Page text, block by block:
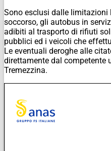
Sono esclusi dalle limitazioni
soccorso, gli autobus in
adibiti al trasporto di rifiuti
pubblici ed i veicoli che
Le eventuali deroghe alle
direttamente dal competente
Tremezzina.